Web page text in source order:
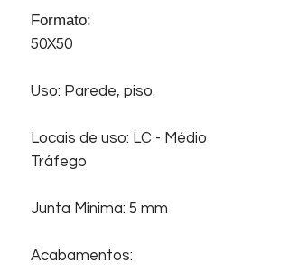
Formato:
50X50
Uso: Parede, piso.
Locais de uso: LC - Médio
Tráfego
Junta Mínima: 5 mm
Acabamentos: